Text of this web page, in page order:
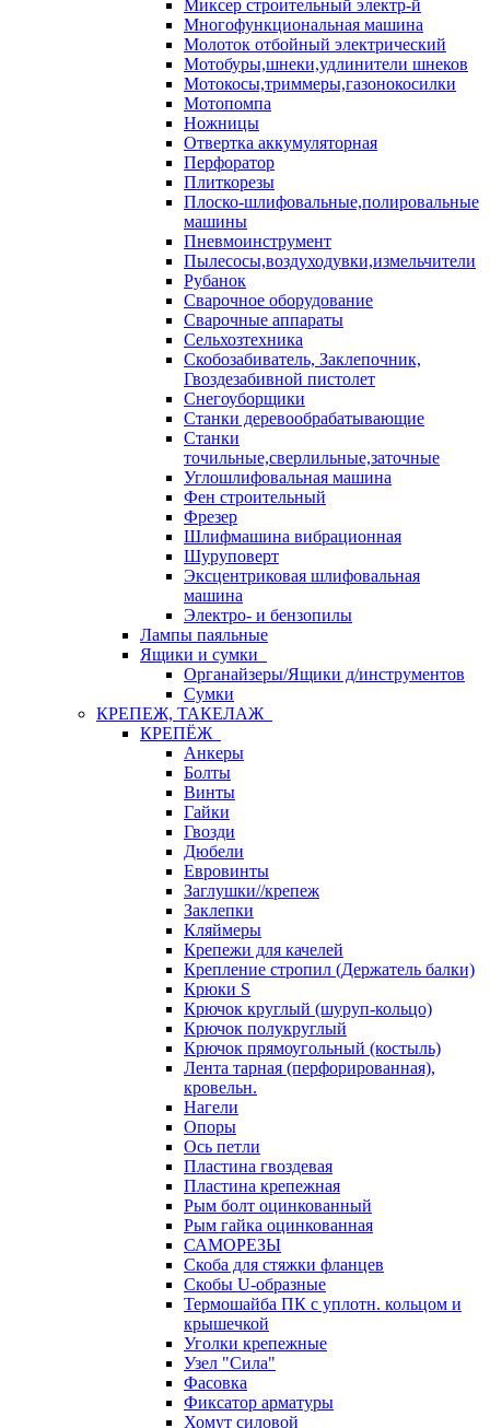
Миксер строительный электр-й
Многофункциональная машина
Молоток отбойный электрический
Мотобуры,шнеки,удлинители шнеков
Мотокосы,триммеры,газонокосилки
Мотопомпа
Ножницы
Отвертка аккумуляторная
Перфоратор
Плиткорезы
Плоско-шлифовальные,полировальные
машины
Пневмоинструмент
Пылесосы,воздуходувки,измельчители
Рубанок
Сварочное оборудование
Сварочные аппараты
Сельхозтехника
Скобозабиватель, Заклепочник,
Гвоздезабивной пистолет
Снегоуборщики
Станки деревообрабатывающие
Станки
точильные,сверлильные,заточные
Углошлифовальная машина
Фен строительный
Фрезер
Шлифмашина вибрационная
Шуруповерт
Эксцентриковая шлифовальная
машина
Электро- и бензопилы
Лампы паяльные
Ящики и сумки
Органайзеры/Ящики д/инструментов
Сумки
КРЕПЕЖ, ТАКЕЛАЖ
КРЕПЁЖ
Анкеры
Болты
Винты
Гайки
Гвозди
Дюбели
Евровинты
Заглушки//крепеж
Заклепки
Кляймеры
Крепежи для качелей
Крепление стропил (Держатель балки)
Крюки S
Крючок круглый (шуруп-кольцо)
Крючок полукруглый
Крючок прямоугольный (костыль)
Лента тарная (перфорированная),
кровельн.
Нагели
Опоры
Ось петли
Пластина гвоздевая
Пластина крепежная
Рым болт оцинкованный
Рым гайка оцинкованная
САМОРЕЗЫ
Скоба для стяжки фланцев
Скобы U-образные
Термошайба ПК с уплотн. кольцом и
крышечкой
Уголки крепежные
Узел "Сила"
Фасовка
Фиксатор арматуры
Хомут силовой